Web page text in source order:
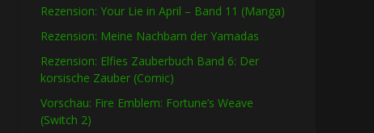
Rezension: Your Lie in April – Band 11 (Manga)
Rezension: Meine Nachbarn der Yamadas
Rezension: Elfies Zauberbuch Band 6: Der
korsische Zauber (Comic)
Vorschau: Fire Emblem: Fortune’s Weave
(Switch 2)